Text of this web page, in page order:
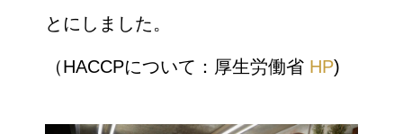
とにしました。
（HACCPについて：厚生労働省 HP)